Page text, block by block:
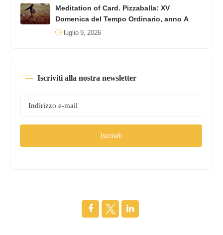
Meditation of Card. Pizzaballa: XV
Domenica del Tempo Ordinario, anno A
luglio 9, 2026
Iscriviti alla nostra newsletter
Iscriviti